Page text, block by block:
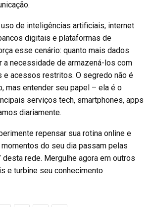
de inteligências artificiais, internet
digitais e plataformas de
esse cenário: quanto mais dados
a necessidade de armazená-los com
e acessos restritos. O segredo não é
mas entender seu papel – ela é o
serviços tech, smartphones, apps
diariamente.
repensar sua rotina online e
do seu dia passam pelas
desta rede. Mergulhe agora em outros
e turbine seu conhecimento